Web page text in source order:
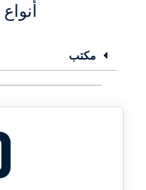
مكتب